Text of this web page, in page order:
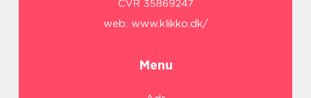
web: www.klikko.dk/
Menu